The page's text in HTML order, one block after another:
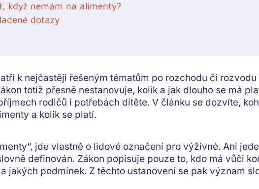
když nemám na alimenty?
dotazy
k nejčastěji řešeným tématům po rozchodu či
totiž přesně nestanovuje, kolik a jak dlouho se má
rodičů i potřebách dítěte. V článku se dozvíte,
a kolik se platí.
jde vlastně o lidové označení pro výživné. Ani
definován. Zákon popisuje pouze to, kdo má vůči
jakých podmínek. Z těchto ustanovení se pak význam